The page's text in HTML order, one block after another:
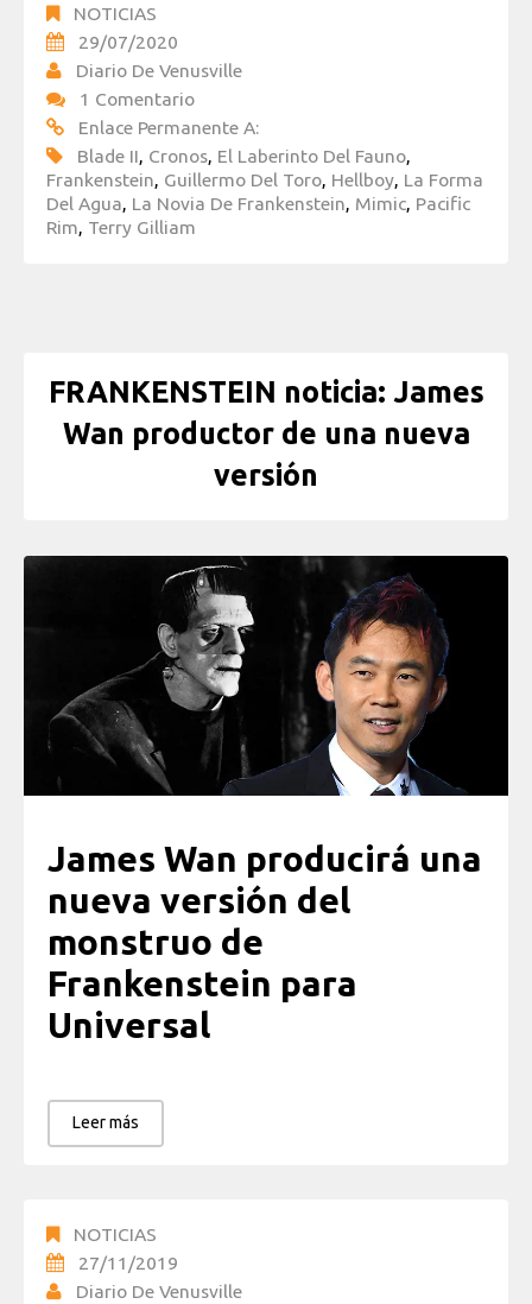
NOTICIAS
29/07/2020
Diario De Venusville
1 Comentario
Enlace Permanente A:
Blade II, Cronos, El Laberinto Del Fauno,
Frankenstein, Guillermo Del Toro, Hellboy, La Forma
Del Agua, La Novia De Frankenstein, Mimic, Pacific
Rim, Terry Gilliam
FRANKENSTEIN noticia: James
Wan productor de una nueva
versión
James Wan producirá una
nueva versión del
monstruo de
Frankenstein para
Universal
Leer más
NOTICIAS
27/11/2019
Diario De Venusville